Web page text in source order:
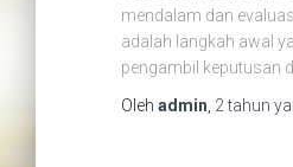
mendalam dan
adalah langkah awal
pengambil keputusan
Oleh admin 2 tahun